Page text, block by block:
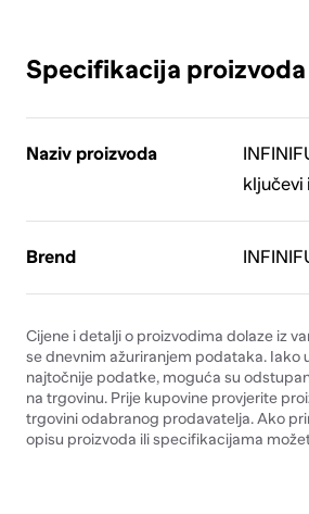
Specifikacija proizvoda
Naziv proizvoda
ključevi
Brend
Cijene i detalji o proizvodima dolaze iz
se dnevnim ažuriranjem podataka. Iako
najtočnije podatke, moguća su
na trgovinu. Prije kupovine provjerite
trgovini odabranog prodavatelja. Ako
opisu proizvoda ili specifikacijama